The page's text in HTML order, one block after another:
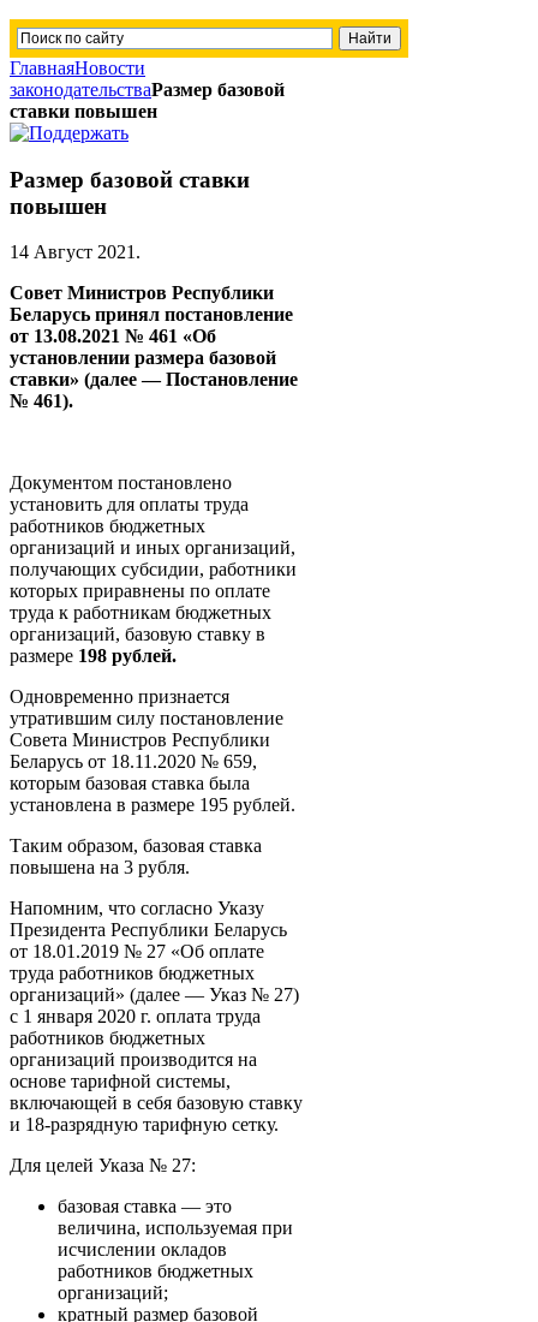
ГлавнаяНовости
законодательстваРазмер базовой
ставки повышен
Размер базовой ставки
повышен
14 Август 2021.
Совет Министров Республики
Беларусь принял постановление
от 13.08.2021 № 461 «Об
установлении размера базовой
ставки» (далее — Постановление
№ 461).
Документом постановлено
установить для оплаты труда
работников бюджетных
организаций и иных организаций,
получающих субсидии, работники
которых приравнены по оплате
труда к работникам бюджетных
организаций, базовую ставку в
размере 198 рублей.
Одновременно признается
утратившим силу постановление
Совета Министров Республики
Беларусь от 18.11.2020 № 659,
которым базовая ставка была
установлена в размере 195 рублей.
Таким образом, базовая ставка
повышена на 3 рубля.
Напомним, что согласно Указу
Президента Республики Беларусь
от 18.01.2019 № 27 «Об оплате
труда работников бюджетных
организаций» (далее — Указ № 27)
с 1 января 2020 г. оплата труда
работников бюджетных
организаций производится на
основе тарифной системы,
включающей в себя базовую ставку
и 18-разрядную тарифную сетку.
Для целей Указа № 27:
базовая ставка — это
величина, используемая при
исчислении окладов
работников бюджетных
организаций;
кратный размер базовой